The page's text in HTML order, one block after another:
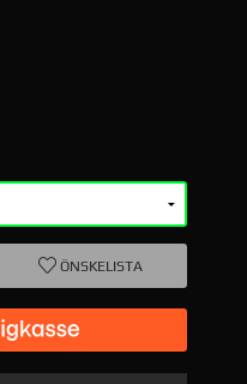
ÖNSKELISTA